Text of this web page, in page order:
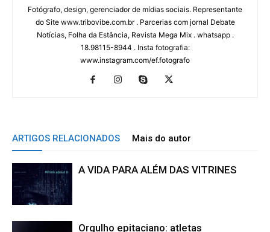
Fotógrafo, design, gerenciador de mídias sociais. Representante
do Site www.tribovibe.com.br . Parcerias com jornal Debate
Notícias, Folha da Estância, Revista Mega Mix . whatsapp .
18.98115-8944 . Insta fotografia:
www.instagram.com/ef.fotografo
ARTIGOS RELACIONADOS Mais do autor
A VIDA PARA ALÉM DAS VITRINES
Orgulho epitaciano: atletas